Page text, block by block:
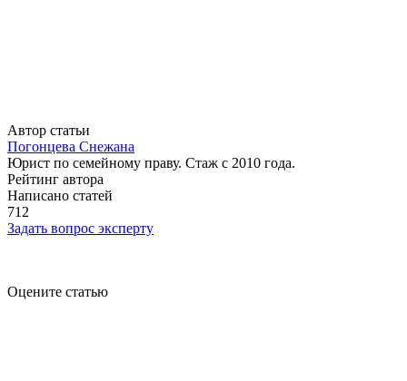
Автор статьи
Погонцева Снежана
Юрист по семейному праву. Стаж с 2010 года.
Рейтинг автора
Написано статей
712
Задать вопрос эксперту
Оцените статью